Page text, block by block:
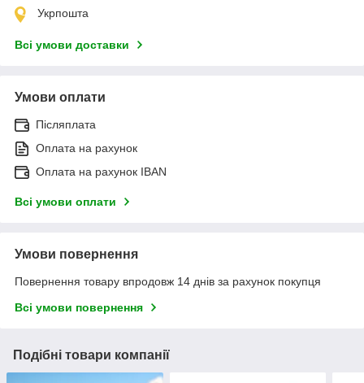
Укрпошта
Всі умови доставки
Умови оплати
Післяплата
Оплата на рахунок
Оплата на рахунок IBAN
Всі умови оплати
Умови повернення
Повернення товару впродовж 14 днів за рахунок покупця
Всі умови повернення
Подібні товари компанії